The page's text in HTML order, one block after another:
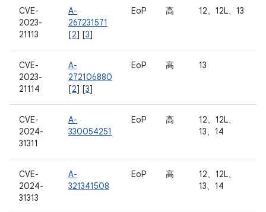
CVE-
2023-
21113
A-
267231571
[2] [3]
EoP 高 12、12L、13
CVE-
2023-
21114
A-
272106880
[2] [3]
EoP 高 13
CVE-
2024-
31311
A-
330054251
EoP 高
12、12L、
13、14
CVE-
2024-
31313
A-
321341508
EoP 高
12、12L、
13、14